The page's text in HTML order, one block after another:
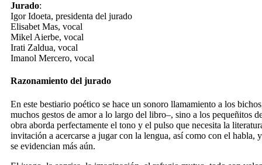
Jurado:
Igor Idoeta, presidenta del jurado
Elisabet Mas, vocal
Mikel Aierbe, vocal
Irati Zaldua, vocal
Imanol Mercero, vocal
Razonamiento del jurado
En este bestiario poético se hace un sonoro llamamiento a los
muchos gestos de amor a lo largo del libro–, sino a los pequeñitos
obra aborda perfectamente el tono y el pulso que necesita la
invitación a acercarse a jugar con la lengua, así como con el habla,
se evidencian más aún.